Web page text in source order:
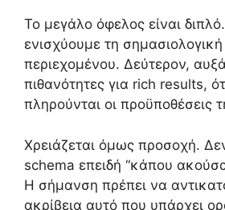
Το μεγάλο όφελος είναι
ενισχύουμε τη
περιεχομένου. Δεύτερον,
πιθανότητες για rich results,
πληρούνται οι προϋποθέσεις
Χρειάζεται όμως προσοχή.
schema επειδή “κάπου
Η σήμανση πρέπει να
ακρίβεια αυτό που υπάρχει